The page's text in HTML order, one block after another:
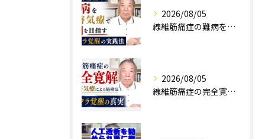
2026/08/05
線維筋痛症の難病を天啓気療で寛解を目指すチャクラ覚醒の実践法
2026/08/05
線維筋痛症の完全寛解は天啓気療による施術法チャクラ覚醒の真実